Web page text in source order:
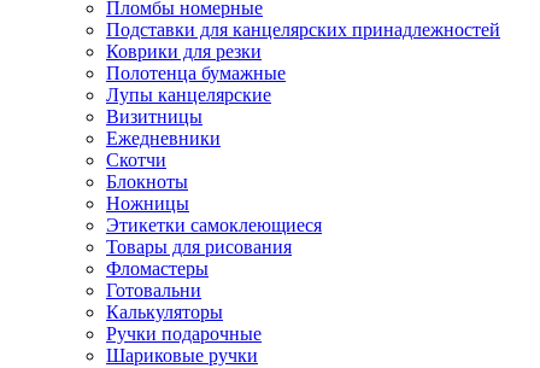
Пломбы номерные
Подставки для канцелярских принадлежностей
Коврики для резки
Полотенца бумажные
Лупы канцелярские
Визитницы
Ежедневники
Скотчи
Блокноты
Ножницы
Этикетки самоклеющиеся
Товары для рисования
Фломастеры
Готовальни
Калькуляторы
Ручки подарочные
Шариковые ручки